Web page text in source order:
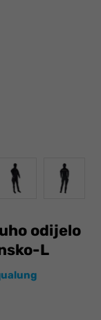
odijelo
L